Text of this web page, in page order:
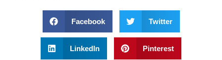
Facebook Twitter
LinkedIn Pinterest